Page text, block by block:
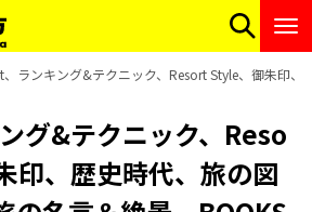
ランキング&テクニック、Resort Style、御朱印、
グ&テクニック、Reso
、歴史時代、旅の図